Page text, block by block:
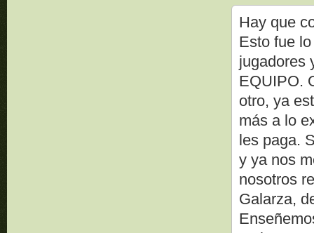
Hay que
Esto fue
jugadores
EQUIPO.
otro, ya
más a lo
les paga.
y ya nos
nosotros
Galarza,